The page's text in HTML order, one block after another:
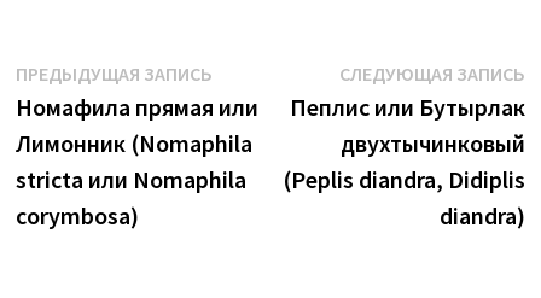
Навигация
по
записям
ПРЕДЫДУЩАЯ ЗАПИСЬПредыдущая
запись:
Номафила прямая или
Лимонник (Nomaphila
stricta или Nomaphila
corymbosa)
СЛЕДУЮЩАЯ ЗАПИСЬ
Пеплис или Бутырлак
двухтычинковый
(Peplis diandra, Didiplis
diandra)